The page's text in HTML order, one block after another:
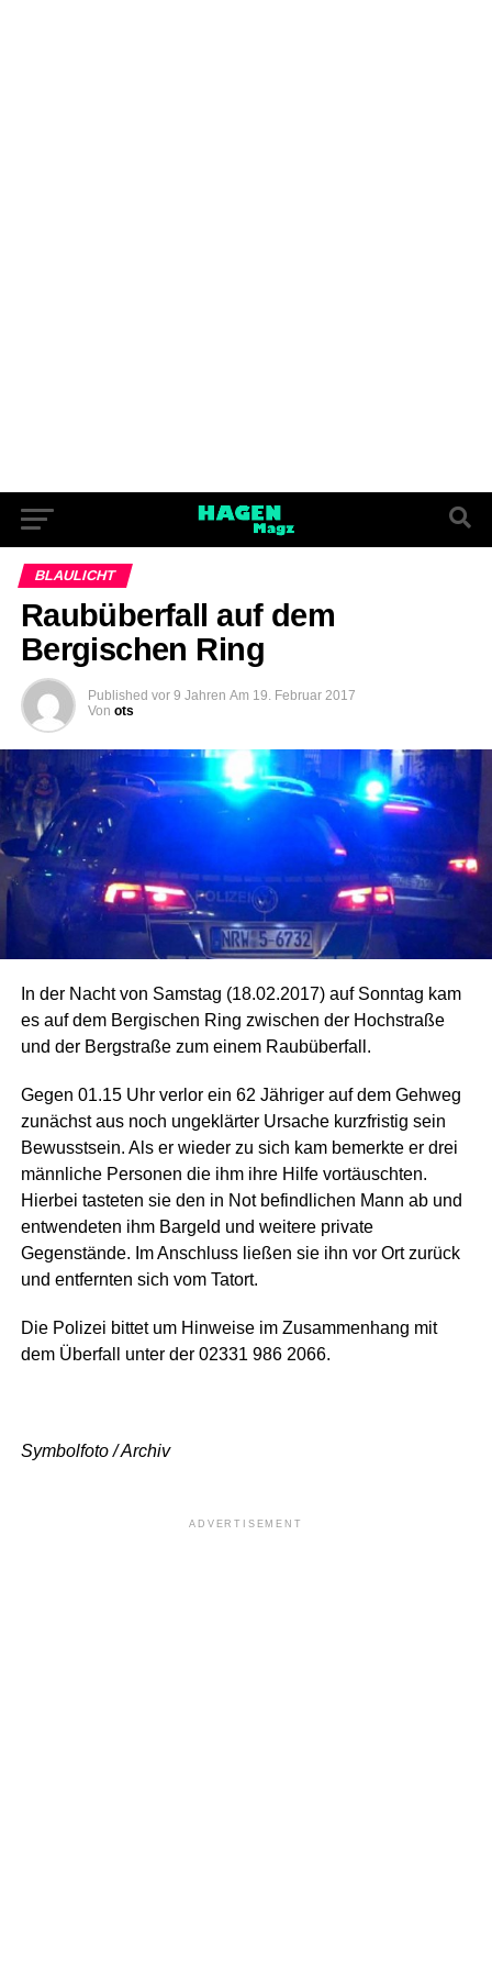
BLAULICHT
Raubüberfall auf dem
Bergischen Ring
Published vor 9 Jahren Am 19. Februar 2017
Von ots
In der Nacht von Samstag (18.02.2017) auf Sonntag kam
es auf dem Bergischen Ring zwischen der Hochstraße
und der Bergstraße zum einem Raubüberfall.
Gegen 01.15 Uhr verlor ein 62 Jähriger auf dem Gehweg
zunächst aus noch ungeklärter Ursache kurzfristig sein
Bewusstsein. Als er wieder zu sich kam bemerkte er drei
männliche Personen die ihm ihre Hilfe vortäuschten.
Hierbei tasteten sie den in Not befindlichen Mann ab und
entwendeten ihm Bargeld und weitere private
Gegenstände. Im Anschluss ließen sie ihn vor Ort zurück
und entfernten sich vom Tatort.
Die Polizei bittet um Hinweise im Zusammenhang mit
dem Überfall unter der 02331 986 2066.
Symbolfoto / Archiv
ADVERTISEMENT